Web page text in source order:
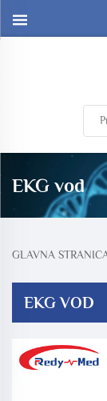
EKG vod
GLAVNA
EKG VOD